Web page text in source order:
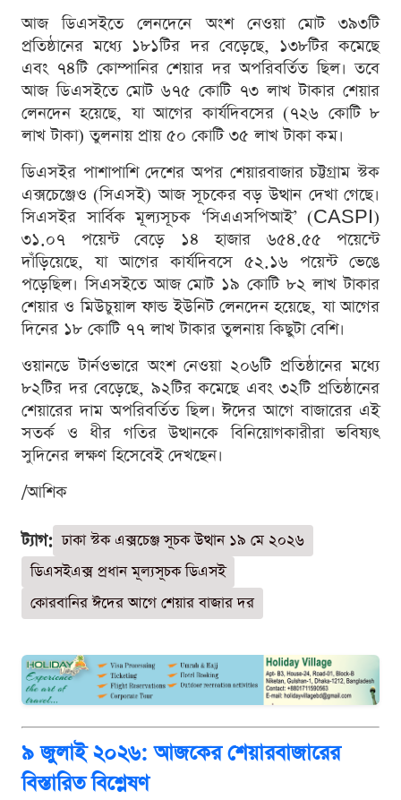
আজ ডিএসইতে লেনদেনে অংশ নেওয়া মোট ৩৯৩টি
প্রতিষ্ঠানের মধ্যে ১৮১টির দর বেড়েছে, ১৩৮টির কমেছে
এবং ৭৪টি কোম্পানির শেয়ার দর অপরিবর্তিত ছিল। তবে
আজ ডিএসইতে মোট ৬৭৫ কোটি ৭৩ লাখ টাকার শেয়ার
লেনদেন হয়েছে, যা আগের কার্যদিবসের (৭২৬ কোটি ৮
লাখ টাকা) তুলনায় প্রায় ৫০ কোটি ৩৫ লাখ টাকা কম।
ডিএসইর পাশাপাশি দেশের অপর শেয়ারবাজার চট্টগ্রাম স্টক
এক্সচেঞ্জেও (সিএসই) আজ সূচকের বড় উত্থান দেখা গেছে।
সিএসইর সার্বিক মূল্যসূচক ‘সিএএসপিআই’ (CASPI)
৩১.০৭ পয়েন্ট বেড়ে ১৪ হাজার ৬৫৪.৫৫ পয়েন্টে
দাঁড়িয়েছে, যা আগের কার্যদিবসে ৫২.১৬ পয়েন্ট ভেঙে
পড়েছিল। সিএসইতে আজ মোট ১৯ কোটি ৮২ লাখ টাকার
শেয়ার ও মিউচুয়াল ফান্ড ইউনিট লেনদেন হয়েছে, যা আগের
দিনের ১৮ কোটি ৭৭ লাখ টাকার তুলনায় কিছুটা বেশি।
ওয়ানডে টার্নওভারে অংশ নেওয়া ২০৬টি প্রতিষ্ঠানের মধ্যে
৮২টির দর বেড়েছে, ৯২টির কমেছে এবং ৩২টি প্রতিষ্ঠানের
শেয়ারের দাম অপরিবর্তিত ছিল। ঈদের আগে বাজারের এই
সতর্ক ও ধীর গতির উত্থানকে বিনিয়োগকারীরা ভবিষ্যৎ
সুদিনের লক্ষণ হিসেবেই দেখছেন।
/আশিক
ট্যাগ: ঢাকা স্টক এক্সচেঞ্জ সূচক উত্থান ১৯ মে ২০২৬
ডিএসইএক্স প্রধান মূল্যসূচক ডিএসই
কোরবানির ঈদের আগে শেয়ার বাজার দর
৯ জুলাই ২০২৬: আজকের শেয়ারবাজারের
বিস্তারিত বিশ্লেষণ